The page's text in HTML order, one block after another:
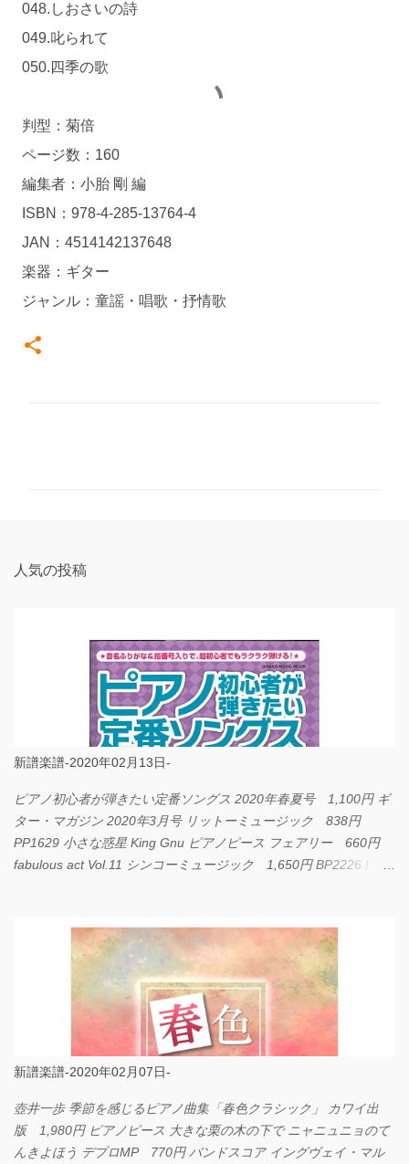
048.しおさいの詩
049.叱られて
050.四季の歌
判型：菊倍
ページ数：160
編集者：小胎 剛 編
ISBN：978-4-285-13764-4
JAN：4514142137648
楽器：ギター
ジャンル：童謡・唱歌・抒情歌
人気の投稿
新譜楽譜-2020年02月13日-
ピアノ初心者が弾きたい定番ソングス 2020年春夏号 1,100円 ギ
ター・マガジン 2020年3月号 リットーミュージック 838円
PP1629 小さな惑星 King Gnu ピアノピース フェアリー 660円
fabulous act Vol.11 シンコーミュージック 1,650円 BP2226 I
新譜楽譜-2020年02月07日-
壺井一歩 季節を感じるピアノ曲集「春色クラシック」 カワイ出
版 1,980円 ピアノピース 大きな栗の木の下で ニャニュニョのて
んきよほう デプロMP 770円 バンドスコア イングヴェイ・マル